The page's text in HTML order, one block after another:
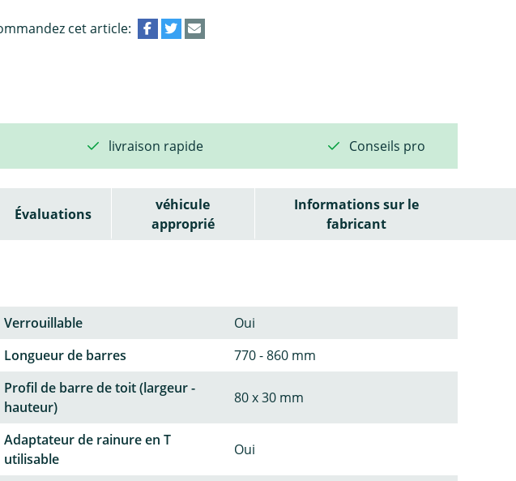
cet article:
livraison rapide Conseils pro
Évaluations
véhicule
approprié
Informations sur le
fabricant
Verrouillable
Oui
Longueur de barres
770 - 860 mm
Profil de barre de toit (largeur -
hauteur)
80 x 30 mm
Adaptateur de rainure en T
utilisable
Oui